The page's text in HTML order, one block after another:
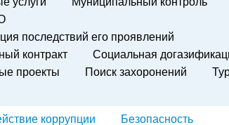
последствий его проявлений
контракт
Социальная
проекты Поиск захоронений
коррупции
Безопасность